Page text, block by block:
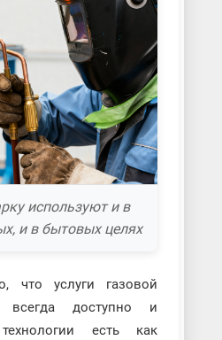
используют и в
и в бытовых целях
что услуги газовой
доступно и
есть как